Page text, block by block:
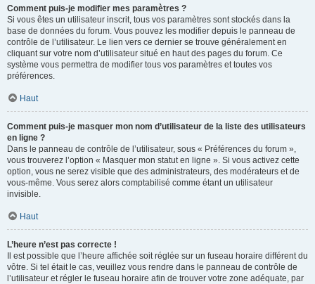
Comment puis-je modifier mes paramètres ?
Si vous êtes un utilisateur inscrit, tous vos paramètres sont stockés dans la
base de données du forum. Vous pouvez les modifier depuis le panneau de
contrôle de l’utilisateur. Le lien vers ce dernier se trouve généralement en
cliquant sur votre nom d’utilisateur situé en haut des pages du forum. Ce
système vous permettra de modifier tous vos paramètres et toutes vos
préférences.
Haut
Comment puis-je masquer mon nom d’utilisateur de la liste des utilisateurs
en ligne ?
Dans le panneau de contrôle de l’utilisateur, sous « Préférences du forum »,
vous trouverez l’option « Masquer mon statut en ligne ». Si vous activez cette
option, vous ne serez visible que des administrateurs, des modérateurs et de
vous-même. Vous serez alors comptabilisé comme étant un utilisateur
invisible.
Haut
L’heure n’est pas correcte !
Il est possible que l’heure affichée soit réglée sur un fuseau horaire différent du
vôtre. Si tel était le cas, veuillez vous rendre dans le panneau de contrôle de
l’utilisateur et régler le fuseau horaire afin de trouver votre zone adéquate, par